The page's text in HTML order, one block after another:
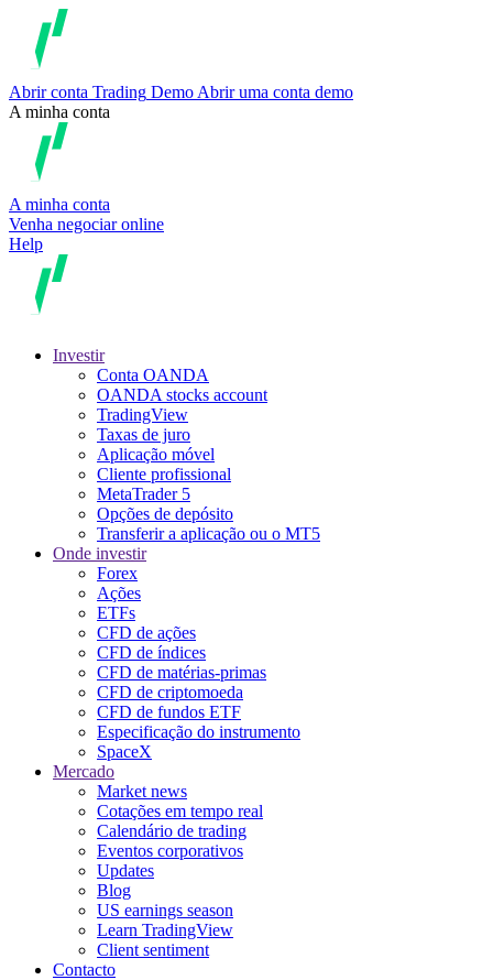
Abrir conta Trading Demo Abrir uma conta demo
A minha conta
A minha conta
Venha negociar online
Help
Investir
Conta OANDA
OANDA stocks account
TradingView
Taxas de juro
Aplicação móvel
Cliente profissional
MetaTrader 5
Opções de depósito
Transferir a aplicação ou o MT5
Onde investir
Forex
Ações
ETFs
CFD de ações
CFD de índices
CFD de matérias-primas
CFD de criptomoeda
CFD de fundos ETF
Especificação do instrumento
SpaceX
Mercado
Market news
Cotações em tempo real
Calendário de trading
Eventos corporativos
Updates
Blog
US earnings season
Learn TradingView
Client sentiment
Contacto